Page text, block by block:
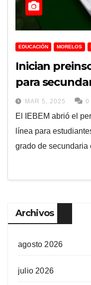
EDUCACIÓN MORELOS
Inician
para
MAR 5, 2025 0
El IEBEM abrió el
línea para
grado de secundaria
Archivos
agosto 2026
julio 2026